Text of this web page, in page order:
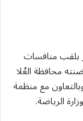
كريستن اليوم السبت 31 يناير بلقب منافسات
احتضنته محافظة العُلا
مع منظمة